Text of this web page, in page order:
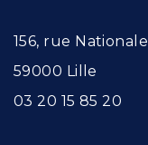
156, rue Nationale
59000 Lille
03 20 15 85 20